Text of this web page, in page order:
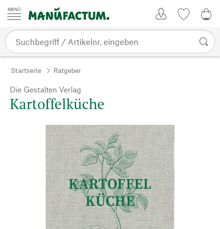
Zum Inhalt springen
Startseite Ratgeber
Die Gestalten Verlag
Kartoffelküche